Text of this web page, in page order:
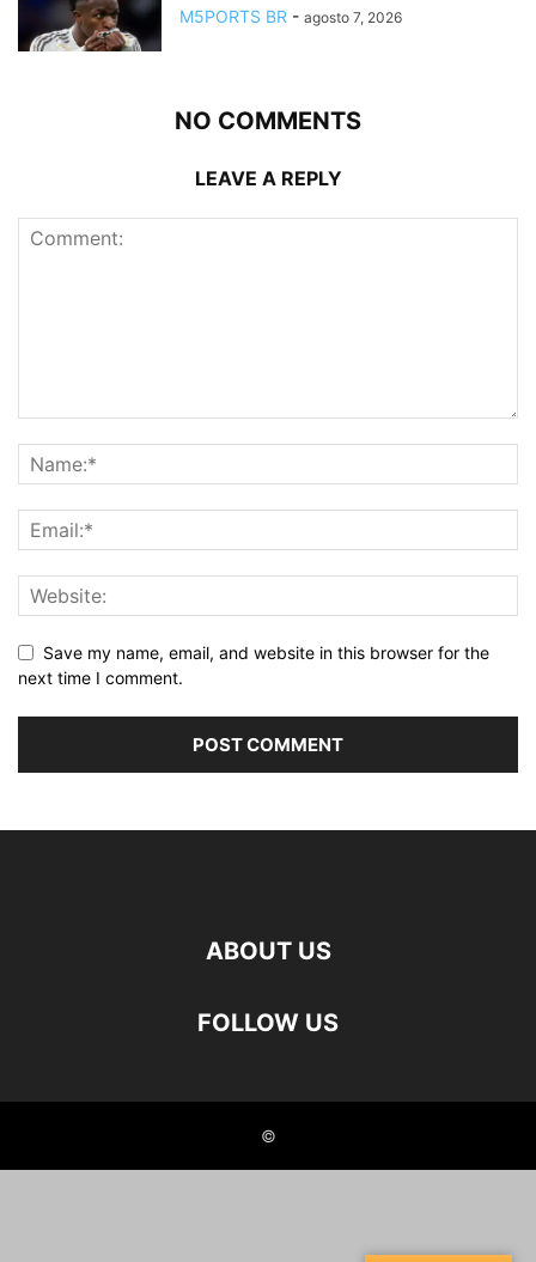
M5PORTS BR - agosto 7, 2026
NO COMMENTS
LEAVE A REPLY
Save my name, email, and website in this browser for the
next time I comment.
ABOUT US
FOLLOW US
©